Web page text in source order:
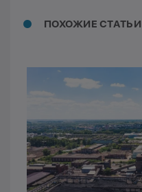
ПОХОЖИЕ СТАТЬИ